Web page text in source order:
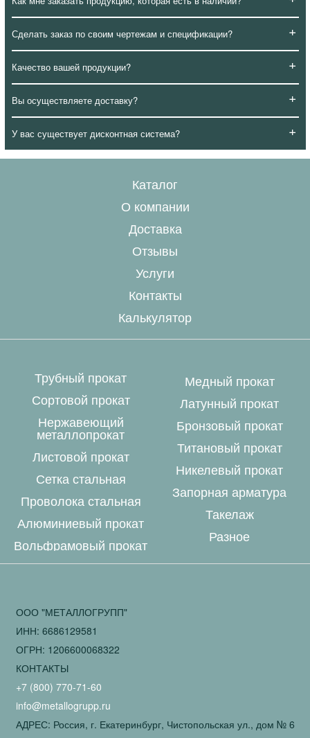
+
Сделать заказ по своим чертежам и спецификации?
+
Качество вашей продукции?
+
Вы осуществляете доставку?
+
У вас существует дисконтная система?
Каталог
О компании
Доставка
Отзывы
Услуги
Контакты
Калькулятор
Трубный прокат
Сортовой прокат
Нержавеющий
металлопрокат
Листовой прокат
Сетка стальная
Проволока стальная
Алюминиевый прокат
Вольфрамовый прокат
Медный прокат
Латунный прокат
Бронзовый прокат
Титановый прокат
Никелевый прокат
Запорная арматура
Такелаж
Разное
ООО "МЕТАЛЛОГРУПП"
ИНН: 6686129581
ОГРН: 1206600068322
КОНТАКТЫ
+7 (800) 770-71-60
info@metallogrupp.ru
АДРЕС: Россия, г. Екатеринбург, Чистопольская ул., дом № 6